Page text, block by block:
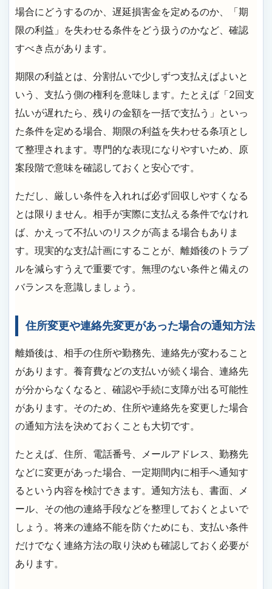
場合にどうするのか、遅延損害金を定めるのか、「期
限の利益」を失わせる条件をどう扱うのかなど、確認
すべき点があります。
期限の利益とは、分割払いで少しずつ支払えばよいと
いう、支払う側の権利を意味します。たとえば「2回支
払いが遅れたら、残りの金額を一括で支払う」といっ
た条件を定める場合、期限の利益を失わせる条項とし
て整理されます。専門的な表現になりやすいため、原
案段階で意味を確認しておくと安心です。
ただし、厳しい条件を入れれば必ず回収しやすくなる
とは限りません。相手が実際に支払える条件でなけれ
ば、かえって不払いのリスクが高まる場合もありま
す。現実的な支払計画にすることが、離婚後のトラブ
ルを減らすうえで重要です。無理のない条件と備えの
バランスを意識しましょう。
住所変更や連絡先変更があった場合の通知方法
離婚後は、相手の住所や勤務先、連絡先が変わること
があります。養育費などの支払いが続く場合、連絡先
が分からなくなると、確認や手続に支障が出る可能性
があります。そのため、住所や連絡先を変更した場合
の通知方法を決めておくことも大切です。
たとえば、住所、電話番号、メールアドレス、勤務先
などに変更があった場合、一定期間内に相手へ通知す
るという内容を検討できます。通知方法も、書面、メ
ール、その他の連絡手段などを整理しておくとよいで
しょう。将来の連絡不能を防ぐためにも、支払い条件
だけでなく連絡方法の取り決めも確認しておく必要が
あります。